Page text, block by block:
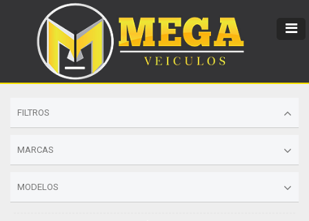
FILTROS
MARCAS
MODELOS